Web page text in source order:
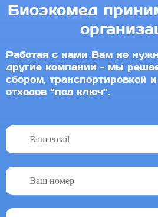
Биоэкомед
Работая с нами Вам не
другие компании - мы
сбором, транспортировкой
отходов “под ключ”.